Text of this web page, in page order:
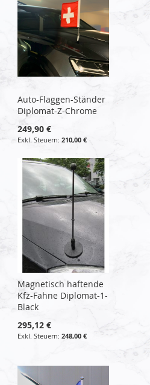
Auto-Flaggen-Ständer
Diplomat-Z-Chrome
249,90 €
210,00 €
Magnetisch haftende
Kfz-Fahne Diplomat-1-
Black
295,12 €
248,00 €